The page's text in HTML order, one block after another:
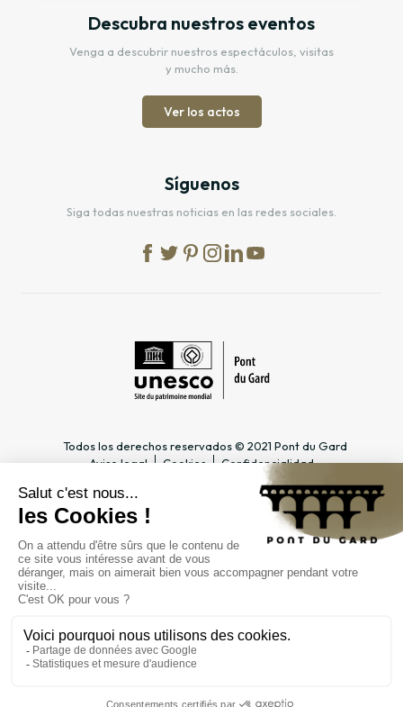
Descubra nuestros eventos
Venga a descubrir nuestros espectáculos, visitas
y mucho más.
Ver los actos
Síguenos
Siga todas nuestras noticias en las redes sociales.
Todos los derechos reservados © 2021 Pont du Gard
Aviso legal
Cookies Confidencialidad
INFORMACIÓN PRÁCTICA
Horario
Acceso
Precios y abonos
Contacto
ESPACIOS DEDICADOS
Profesional del turismo &
Docente & Escolar
EL ESTABLECIMIENTO
PÚBLICO